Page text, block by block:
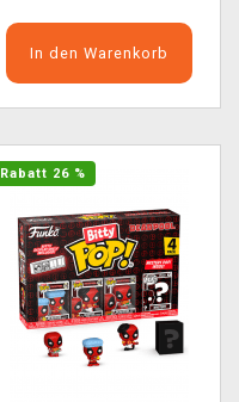
In den Warenkorb
Rabatt 26 %